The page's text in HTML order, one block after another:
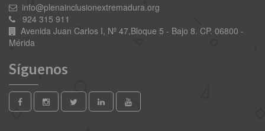
info@plenainclusionextremadura.org
924 315 911
Avenida Juan Carlos I, Nº 47,Bloque 5 - Bajo 8. CP. 06800 -
Mérida
Síguenos